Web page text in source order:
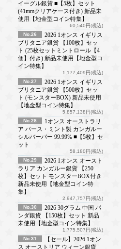
イーグル銀貨 ■【5枚】セット
(41mmクリアケース付き) 新品未
使用【地金型コイン特集】
60,540円(税込)
No.26
2026 1オンス イギリス
ブリタニア銀貨 【100枚】セッ
ト (25枚セットミントロール【4
個】付き) 新品未使用【地金型コ
イン特集】
1,177,409円(税込)
No.27
2026 1オンス イギリス
ブリタニア銀貨 【500枚】セッ
ト (モンスターBOX) 新品未使用
【地金型コイン特集】
5,857,138円(税込)
No.28
1オンス オーストラリ
ア パース・ミント製 カンガルー
シルバーバー 99.99% ■【5枚】セ
ット
58,180円(税込)
No.29
2026 1オンス オースト
ラリア カンガルー銀貨 【250
枚】セット モンスターBOX付き
新品未使用【地金型コイン特
集】
2,947,757円(税込)
No.30
2026 30グラム 中国 パ
ンダ銀貨 【150枚】セット 新品
未使用【地金型コイン特集】
1,775,507円(税込)
No.31
【セール】2026 1オン
ス オーストリア ウィーン銀貨